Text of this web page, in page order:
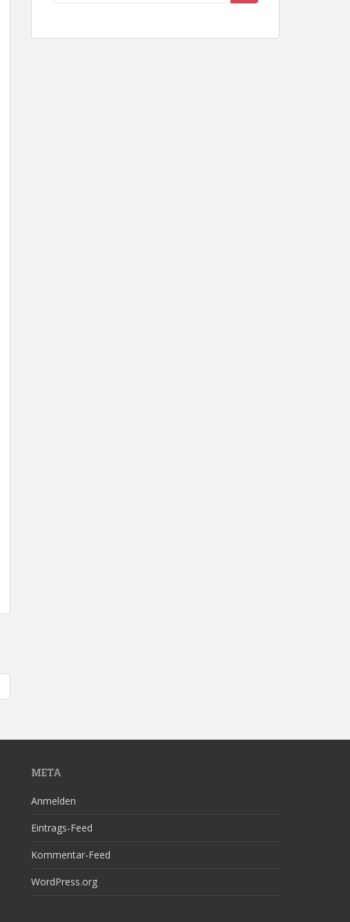
META
Anmelden
Eintrags-Feed
Kommentar-Feed
WordPress.org